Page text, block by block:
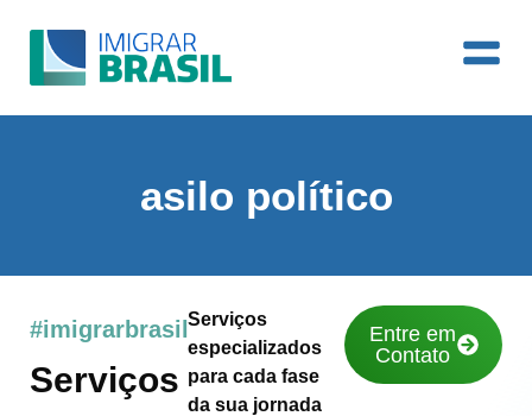
asilo político
#imigrarbrasil
Serviços
Serviços
especializados
para cada fase
da sua jornada
Entre em
Contato